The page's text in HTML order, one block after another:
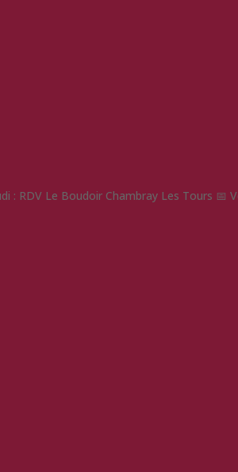
: RDV Le Boudoir Chambray Les Tours 📅